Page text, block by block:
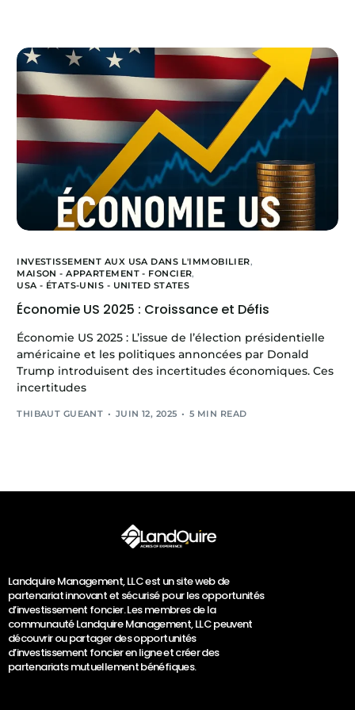
INVESTISSEMENT AUX USA DANS L'IMMOBILIER,
MAISON - APPARTEMENT - FONCIER,
USA - ÉTATS-UNIS - UNITED STATES
Économie US 2025 : Croissance et Défis
Économie US 2025 : L’issue de l’élection présidentielle
américaine et les politiques annoncées par Donald
Trump introduisent des incertitudes économiques. Ces
incertitudes
THIBAUT GUEANT JUIN 12, 2025 5 MIN READ
Landquire Management, LLC est un site web de
partenariat innovant et sécurisé pour les opportunités
d’investissement foncier. Les membres de la
communauté Landquire Management, LLC peuvent
découvrir ou partager des opportunités
d’investissement foncier en ligne et créer des
partenariats mutuellement bénéfiques.